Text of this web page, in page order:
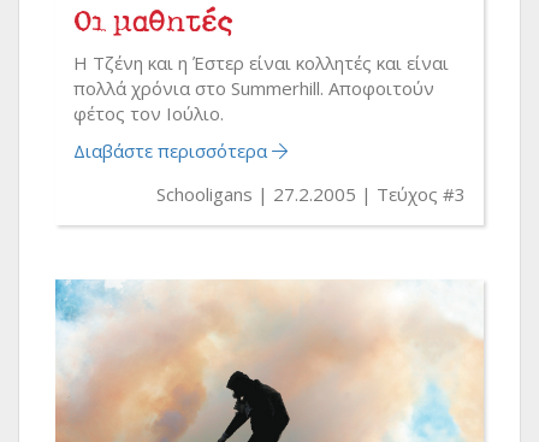
Οι μαθητές
Η Τζένη και η Έστερ είναι κολλητές και είναι
πολλά χρόνια στο Summerhill. Αποφοιτούν
φέτος τον Ιούλιο.
Διαβάστε περισσότερα
Schooligans
27.2.2005 Τεύχος #3